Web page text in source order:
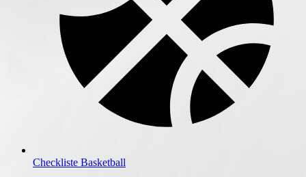
Checkliste Basketball